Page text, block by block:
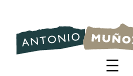
contenido